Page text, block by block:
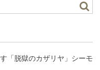
「脱獄のカザリヤ」シーモ